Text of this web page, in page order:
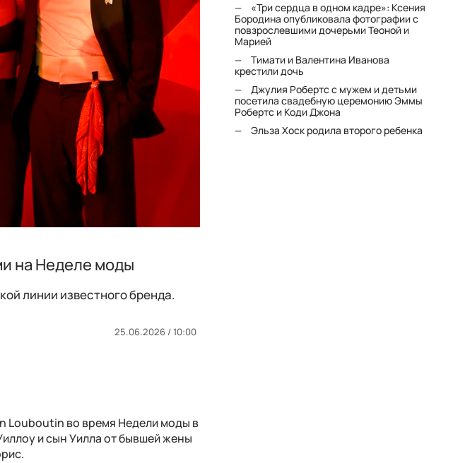
на Неделе моды
линии известного бренда.
25.06.2026 / 10:00
Louboutin во время Недели моды в
и сын Уилла от бывшей жены
«Три сердца в одном кадре»: Ксения
Бородина опубликовала фотографии с
повзрослевшими дочерьми Теоной и
Марией
Тимати и Валентина Иванова
крестили дочь
Джулия Робертс с мужем и детьми
посетила свадебную церемонию Эммы
Робертс и Коди Джона
Эльза Хоск родила второго ребенка